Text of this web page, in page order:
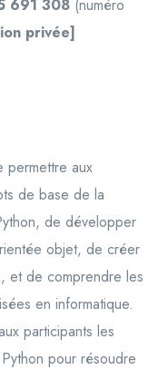
691 308 (numéro
privée]
permettre aux
de base de la
de développer
objet, de créer
et de comprendre les
en informatique.
participants les
pour résoudre